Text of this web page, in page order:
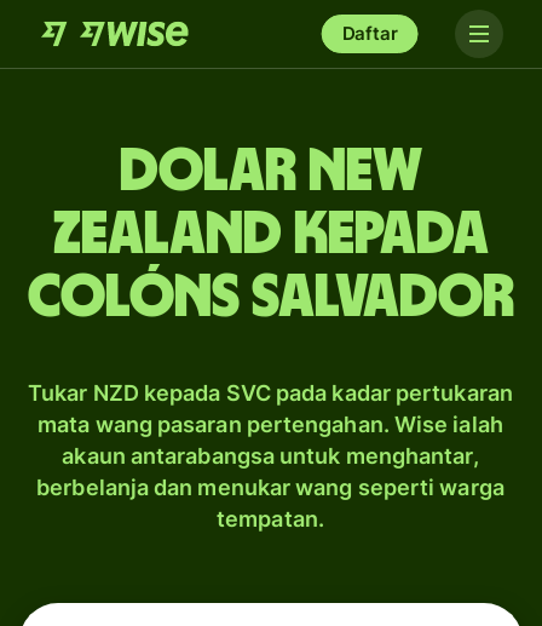
Daftar
dolar New
Zealand kepada
colóns Salvador
Tukar NZD kepada SVC pada kadar pertukaran
mata wang pasaran pertengahan. Wise ialah
akaun antarabangsa untuk menghantar,
berbelanja dan menukar wang seperti warga
tempatan.